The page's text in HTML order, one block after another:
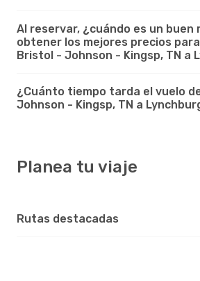
Al reservar, ¿cuándo es un buen
obtener los mejores precios
Bristol - Johnson - Kingsp, TN a
¿Cuánto tiempo tarda el vuelo
Johnson - Kingsp, TN a
Planea tu viaje
Rutas destacadas